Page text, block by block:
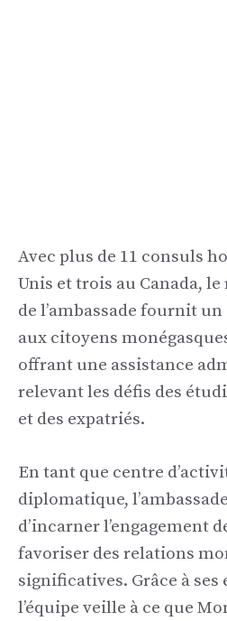
Avec plus de 11 consuls
Unis et trois au Canada,
de l’ambassade fournit
aux citoyens
offrant une assistance
relevant les défis des
et des expatriés.
En tant que centre
diplomatique,
d’incarner l’engagement
favoriser des relations
significatives. Grâce à
l’équipe veille à ce que